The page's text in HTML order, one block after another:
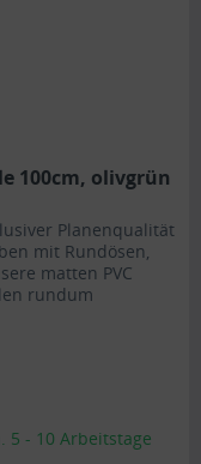
100cm, olivgrün
Planenqualität
mit Rundösen,
matten PVC
rundum
5 - 10 Arbeitstage